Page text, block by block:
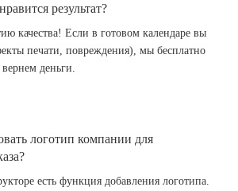
результат?
качества! Если в готовом календаре вы
печати, повреждения), мы бесплатно
деньги.
логотип компании для
есть функция добавления логотипа.